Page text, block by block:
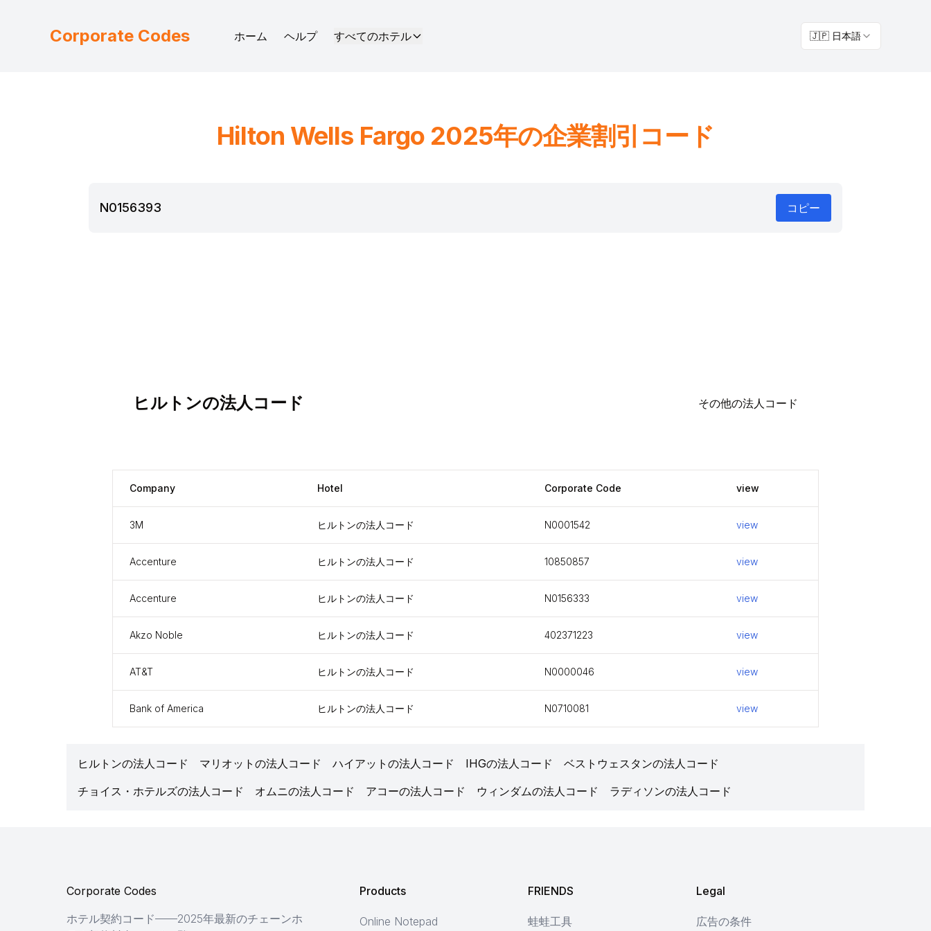
Corporate Codes ホーム ヘルプ すべてのホテル 🇯🇵 日本語
Hilton Wells Fargo 2025年の企業割引コード
N0156393 コピー
ヒルトンの法人コード その他の法人コード
Company Hotel Corporate Code view
3M ヒルトンの法人コード N0001542 view
Accenture ヒルトンの法人コード 10850857 view
Accenture ヒルトンの法人コード N0156333 view
Akzo Noble ヒルトンの法人コード 402371223 view
AT&T ヒルトンの法人コード N0000046 view
Bank of America ヒルトンの法人コード N0710081 view
ヒルトンの法人コード マリオットの法人コード ハイアットの法人コード IHGの法人コード
ベストウェスタンの法人コード
チョイス・ホテルズの法人コード
オムニの法人コード アコーの法人コード ウィンダムの法人コード ラディソンの法人コード
Corporate Codes
ホテル契約コード——2025年最新のチェーンホ
Products
Online Notepad
FRIENDS
蛙蛙工具
Legal
広告の条件